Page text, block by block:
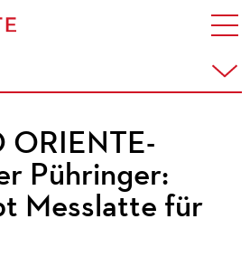
ORIENTE-
Pühringer:
Messlatte für